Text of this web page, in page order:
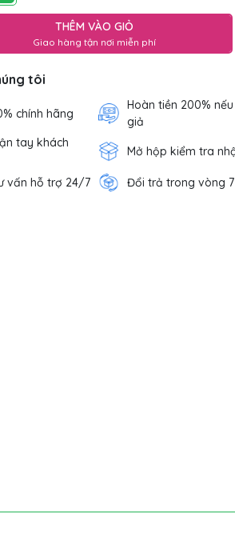
THÊM VÀO GIỎ
Giao hàng tận nơi miễn phí
tôi
chính hãng
Hoàn tiền 200%
giả
tay khách
Mở hộp kiểm tra
vấn hỗ trợ 24/7 Đổi trả trong vòng